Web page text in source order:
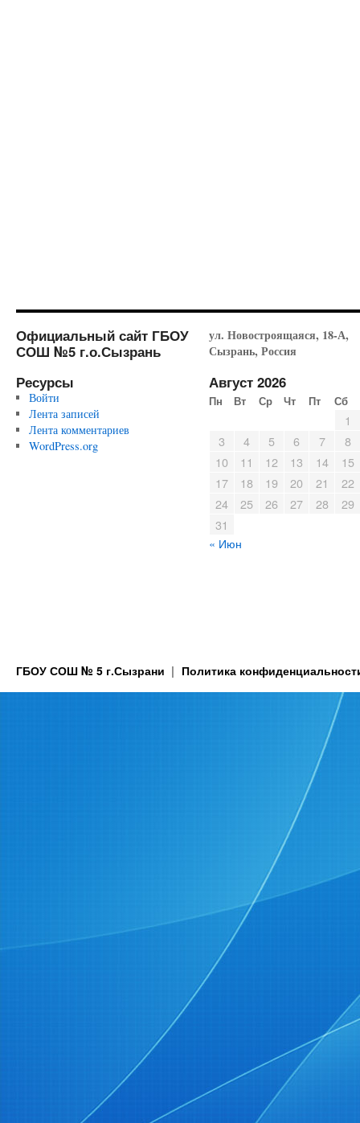
Официальный сайт ГБОУ
СОШ №5 г.о.Сызрань
Ресурсы
Войти
Лента записей
Лента комментариев
WordPress.org
ул. Новостроящаяся, 18-А,
Сызрань, Россия
Август 2026
Пн Вт Ср Чт Пт Сб
1
3
4 5 6 7
8
10
11 12 13 14
15
17
18 19 20 21
22
24
25 26 27 28
29
31
« Июн
ГБОУ СОШ № 5 г.Сызрани Политика